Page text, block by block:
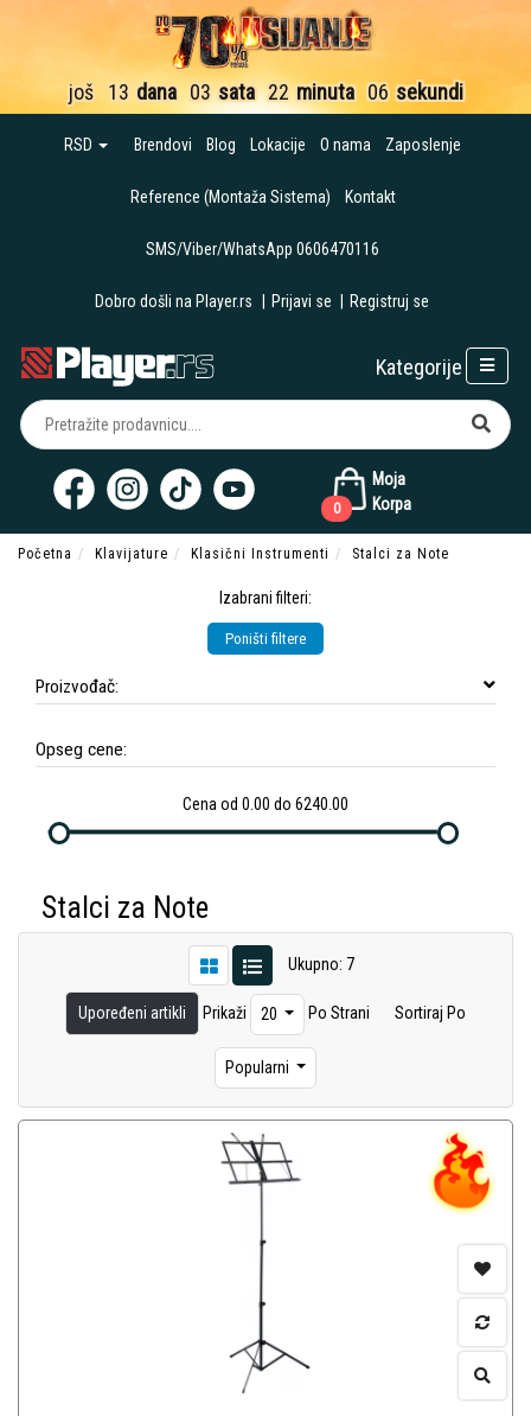
još 13 dana 03 sata 22 minuta 05 sekundi
RSD Brendovi Blog Lokacije O nama Zaposlenje
Reference (Montaža Sistema) Kontakt
SMS/Viber/WhatsApp 0606470116
Dobro došli na Player.rs Prijavi se Registruj se
Moja
Korpa
0
Kategorije
Početna Klavijature Klasični Instrumenti Stalci za Note
Izabrani filteri:
Poništi filtere
Proizvođač:
Opseg cene:
Cena od 0.00 do 6240.00
Stalci za Note
Ukupno: 7
Upoređeni artikli Prikaži 20 Po Strani Sortiraj Po
Popularni